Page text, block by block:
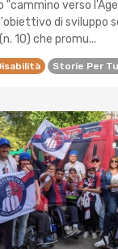
"cammino verso
di sviluppo
10) che promu...
Storie Per